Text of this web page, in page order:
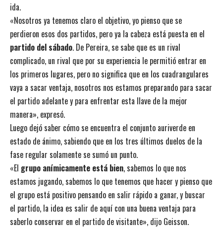
ida.
«Nosotros ya tenemos claro el objetivo, yo pienso que se
perdieron esos dos partidos, pero ya la cabeza está puesta en el
partido del sábado. De Pereira, se sabe que es un rival
complicado, un rival que por su experiencia le permitió entrar en
los primeros lugares, pero no significa que en los cuadrangulares
vaya a sacar ventaja, nosotros nos estamos preparando para sacar
el partido adelante y para enfrentar esta llave de la mejor
manera», expresó.
Luego dejó saber cómo se encuentra el conjunto auriverde en
estado de ánimo, sabiendo que en los tres últimos duelos de la
fase regular solamente se sumó un punto.
«El grupo anímicamente está bien, sabemos lo que nos
estamos jugando, sabemos lo que tenemos que hacer y pienso que
el grupo está positivo pensando en salir rápido a ganar, y buscar
el partido, la idea es salir de aquí con una buena ventaja para
saberlo conservar en el partido de visitante», dijo Geisson.